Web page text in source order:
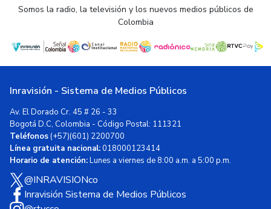
Somos la radio, la televisión y los nuevos medios públicos de
Colombia
Inravisión - Sistema de Medios Públicos
Av. El Dorado Cr. 45 # 26 - 33
Bogotá D.C, Colombia - Código Postal: 111321
Teléfonos(+57)(601) 2200700
Línea gratuita nacional:018000123414
Horario de atención:Lunes a viernes de 8:00 a.m. a 5:00 p.m.
@INRAVISIONco
Inravisión Sistema de Medios Públicos